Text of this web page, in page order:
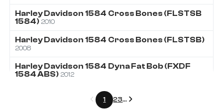
Harley Davidson 1584 Cross Bones (FLSTSB
1584) 2010
Harley Davidson 1584 Cross Bones (FLSTSB)
2008
Harley Davidson 1584 Dyna Fat Bob (FXDF
1584 ABS) 2012
Précédent
1 23... Suivant